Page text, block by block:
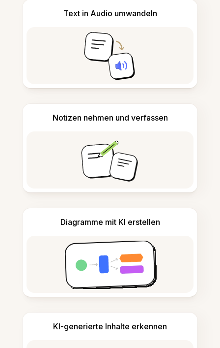
Text in Audio umwandeln
Notizen nehmen und verfassen
Diagramme mit KI erstellen
KI-generierte Inhalte erkennen